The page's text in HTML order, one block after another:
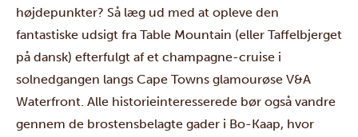
højdepunkter? Så læg ud med at opleve den
fantastiske udsigt fra Table Mountain (eller Taffelbjerget
på dansk) efterfulgt af et champagne-cruise i
solnedgangen langs Cape Towns glamourøse V&A
Waterfront. Alle historieinteresserede bør også vandre
gennem de brostensbelagte gader i Bo-Kaap, hvor